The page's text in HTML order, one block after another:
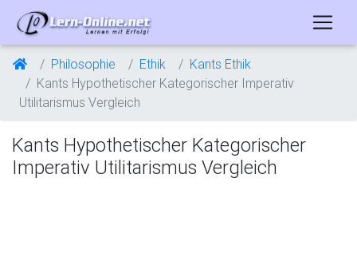
Philosophie Ethik
Kants Ethik
Kants Hypothetischer Kategorischer Imperativ
Utilitarismus Vergleich
Kants Hypothetischer Kategorischer
Imperativ Utilitarismus Vergleich